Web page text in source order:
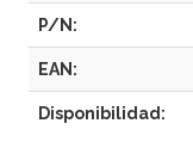
P/N:
EAN:
Disponibilidad: